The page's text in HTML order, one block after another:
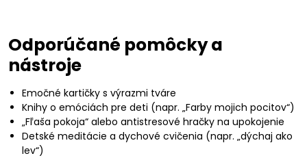
Odporúčané pomôcky a
nástroje
Emočné kartičky s výrazmi tváre
Knihy o emóciách pre deti (napr. „Farby mojich pocitov“)
„Fľaša pokoja“ alebo antistresové hračky na upokojenie
Detské meditácie a dychové cvičenia (napr. „dýchaj ako
lev“)